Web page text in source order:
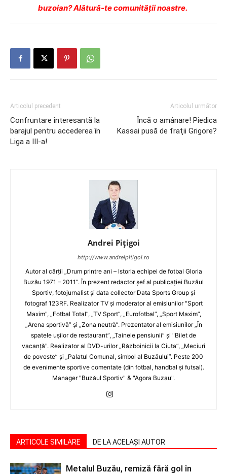
buzoian? Alătură-te comunității noastre.
Articolul precedent
Confruntare interesantă la
barajul pentru accederea în
Liga a III-a!
Articolul următor
Încă o amânare! Piedica
Kassai pusă de fraţii Grigore?
Andrei Pițigoi
http://www.andreipitigoi.ro
Autor al cărţii „Drum printre ani – Istoria echipei de fotbal Gloria
Buzău 1971 – 2011”. În prezent redactor şef al publicaţiei Buzăul
Sportiv, fotojurnalist şi data collector Data Sports Group şi
fotograf 123RF. Realizator TV şi moderator al emisiunilor "Sport
Maxim", „Fotbal Total”, „TV Sport”, „Eurofotbal”, „Sport Maxim”,
„Arena sportivă” şi „Zona neutră”. Prezentator al emisiunilor „În
spatele uşilor de restaurant”, „Tainele pensiunii” şi "Bilet de
vacanţă". Realizator al DVD-urilor „Războinicii la Ciuta”, „Meciuri
de poveste” şi „Palatul Comunal, simbol al Buzăului”. Peste 200
de evenimente sportive comentate (din fotbal, handbal şi futsal).
Manager "Buzăul Sportiv" & "Agora Buzau".
ARTICOLE SIMILARE DE LA ACELAȘI AUTOR
Metalul Buzău, remiză fără gol în